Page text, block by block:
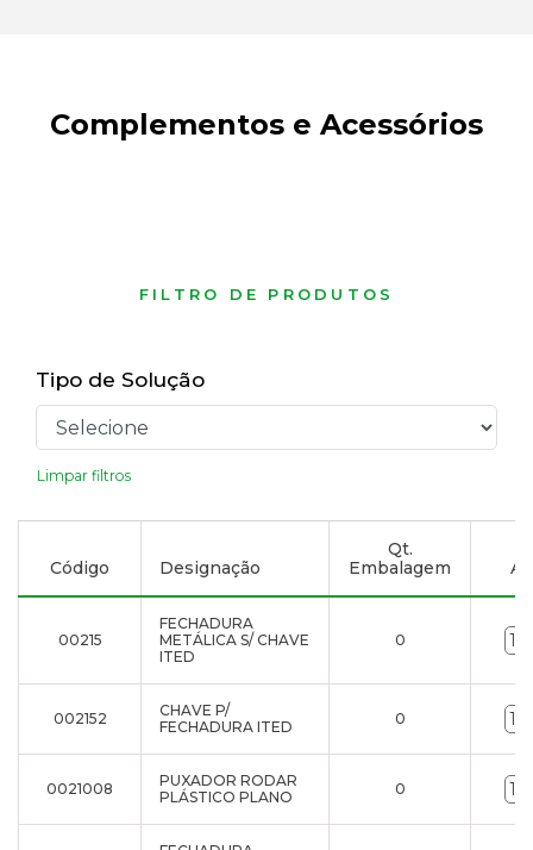
Complementos e Acessórios
FILTRO DE PRODUTOS
Tipo de Solução
Limpar filtros
Código Designação
Qt.
Embalagem
00215
FECHADURA
METÁLICA S/ CHAVE
ITED
0
002152
CHAVE P/
FECHADURA ITED
0
0021008
PUXADOR RODAR
PLÁSTICO PLANO
0